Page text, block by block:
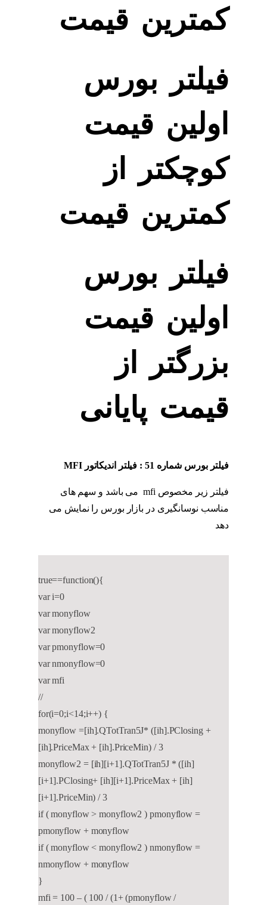
کمترین قیمت
فیلتر بورس
اولین قیمت
کوچکتر از
کمترین قیمت
فیلتر بورس
اولین قیمت
بزرگتر از
قیمت پایانی
فیلتر بورس شماره 51 : فیلتر اندیکاتور MFI
فیلتر زیر مخصوص mfi می باشد و سهم های
مناسب نوسانگیری در بازار بورس را نمایش می
دهد
true==function(){
var i=0
var monyflow
var monyflow2
var pmonyflow=0
var nmonyflow=0
var mfi
//
for(i=0;i<14;i++) {
monyflow =[ih].QTotTran5J* ([ih].PClosing +
[ih].PriceMax + [ih].PriceMin) / 3
monyflow2 = [ih][i+1].QTotTran5J * ([ih]
[i+1].PClosing+ [ih][i+1].PriceMax + [ih]
[i+1].PriceMin) / 3
if ( monyflow > monyflow2 ) pmonyflow =
pmonyflow + monyflow
if ( monyflow < monyflow2 ) nmonyflow =
nmonyflow + monyflow
}
mfi = 100 – ( 100 / (1+ (pmonyflow /